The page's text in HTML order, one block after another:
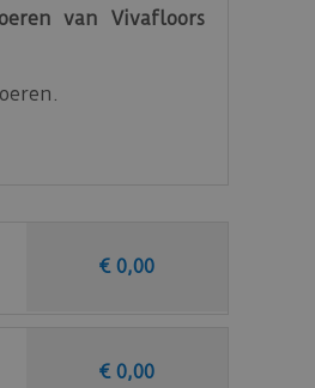
van Vivafloors
€ 0,00
€ 0,00